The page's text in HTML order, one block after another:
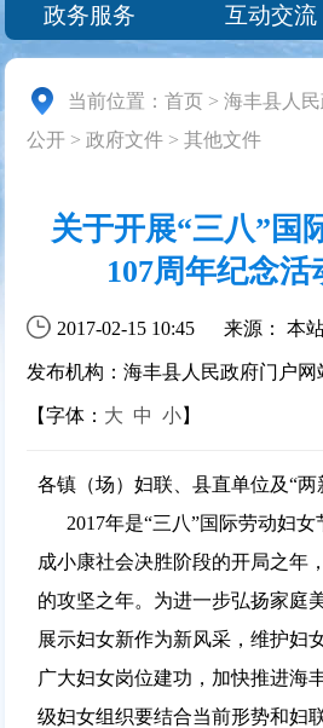
政务服务
互动交流
当前位置：首页 >海丰县人
公开 >政府文件 >其他文件
关于开展“三八”国
107周年纪念活
2017-02-15 10:45 来源： 本
发布机构：海丰县人民政府门户网
【字体： 大 中 小】
各镇（场）妇联、县直单位及“两
2017年是“三八”国际劳动妇女
成小康社会决胜阶段的开局之年
的攻坚之年。为进一步弘扬家庭
展示妇女新作为新风采，维护妇
广大妇女岗位建功，加快推进海
级妇女组织要结合当前形势和妇